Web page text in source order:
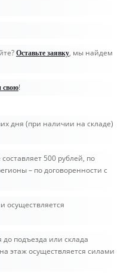
Оставьте заявку, мы найдем
свою!
дня (при наличии на складе)
500 рублей, по
– по договоренности с
осуществляется
до подъезда или склада
этаж осуществляется силами